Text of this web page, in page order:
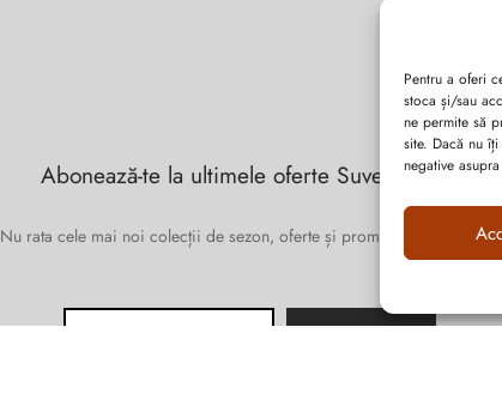
Pentru a oferi
stoca și/sau
ne permite să
site. Dacă nu
negative
Abonează-te la ultimele oferte Suveran SRL
Nu rata cele mai noi colecții de sezon, oferte și promoții de nerefuzat.